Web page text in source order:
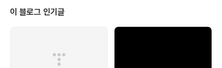
할 수 있습니다.안드로이드에서는 zxing 프로젝트(http
s://github.com/zxing/zxing)를 통해 진행합니다.iOS
에서는 ZBar 프로젝트(http://zbar.sourceforge.net/)
이 블로그 인기글